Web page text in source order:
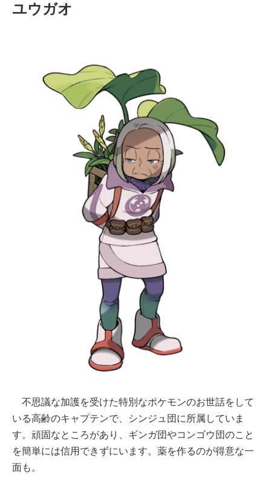
ユウガオ
不思議な加護を受けた特別なポケモンのお世話をして
いる高齢のキャプテンで、シンジュ団に所属していま
す。頑固なところがあり、ギンガ団やコンゴウ団のこと
を簡単には信用できずにいます。薬を作るのが得意な一
面も。